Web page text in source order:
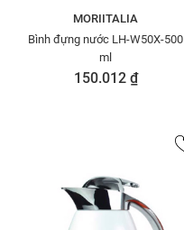
MORIITALIA
Bình đựng nước LH-W50X-500
ml
150.012 ₫